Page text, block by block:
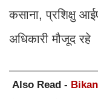
कसाना, प्रशिक्षु
अधिकारी मौजूद रहे
Also Read -